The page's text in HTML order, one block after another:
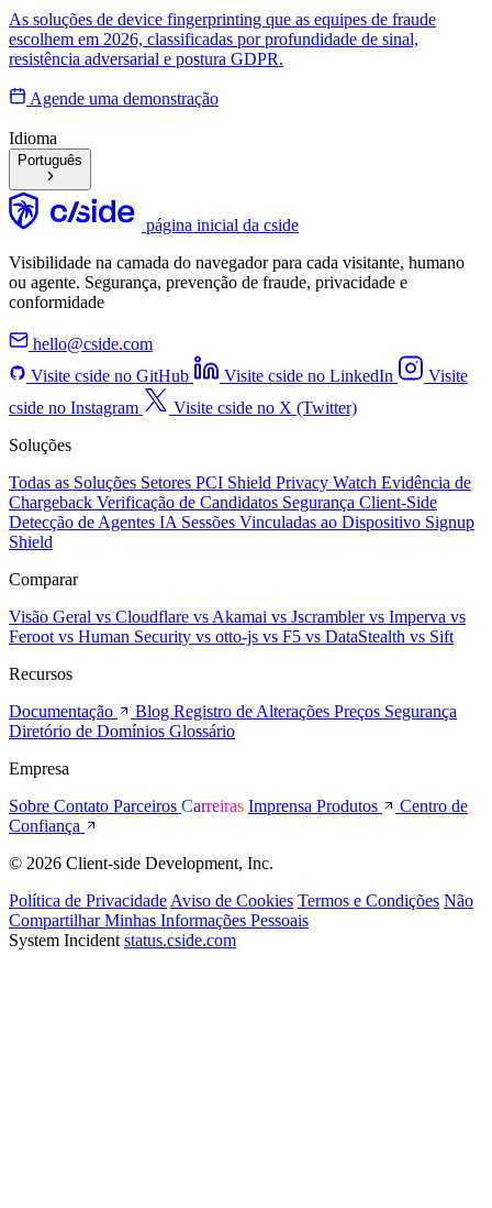
As soluções de device fingerprinting que as equipes de fraude
escolhem em 2026, classificadas por profundidade de sinal,
resistência adversarial e postura GDPR.
Agende uma demonstração
Idioma
Português
página inicial da cside
Visibilidade na camada do navegador para cada visitante, humano
ou agente. Segurança, prevenção de fraude, privacidade e
conformidade
hello@cside.com
Visite cside no GitHub
Visite cside no LinkedIn
Visite
cside no Instagram
Visite cside no X (Twitter)
Soluções
Todas as Soluções Setores PCI Shield Privacy Watch Evidência de
Chargeback Verificação de Candidatos Segurança Client-Side
Detecção de Agentes IA Sessões Vinculadas ao Dispositivo Signup
Shield
Comparar
Visão Geral vs Cloudflare vs Akamai vs Jscramblervs Imperva vs
Feroot vs Human Security vs otto-js vs F5 vs DataStealth vs Sift
Recursos
Documentação
Blog Registro de Alterações Preços Segurança
Diretório de Domínios Glossário
Empresa
Sobre Contato Parceiros Carreiras Imprensa Produtos
Centro de
Confiança
© 2026 Client-side Development, Inc.
Política de Privacidade Aviso de Cookies Termos e Condições Não
Compartilhar Minhas Informações Pessoais
System Incident status.cside.com